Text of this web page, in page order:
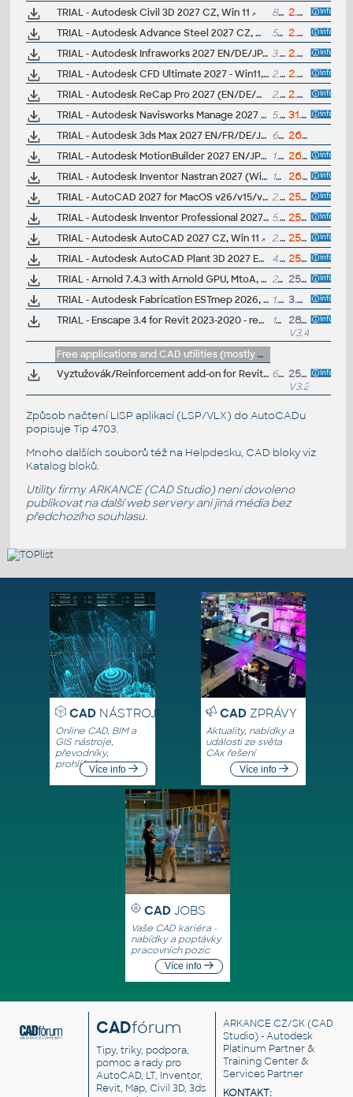
TRIAL - Autodesk Civil 3D 2027 CZ, Win 11
8GB
2.4.2026
TRIAL - Autodesk Advance Steel 2027 CZ, Win 11
5GB
2.4.2026
TRIAL - Autodesk Infraworks 2027 EN/DE/JP, Win 11
3.9GB
2.4.2026
TRIAL - Autodesk CFD Ultimate 2027 - Win11, EN/DE/..
2.6GB
2.4.2026
TRIAL - Autodesk ReCap Pro 2027 (EN/DE/CZ...), Win 11
2.3GB
2.4.2026
TRIAL - Autodesk Navisworks Manage 2027 EN, Win11
5.2GB
31.3.2026
TRIAL - Autodesk 3ds Max 2027 EN/FR/DE/JP/KO/CN, Win 11
6.7GB
26.3.2026
TRIAL - Autodesk MotionBuilder 2027 EN/JP/CN, Win
1.5GB
26.3.2026
TRIAL - Autodesk Inventor Nastran 2027 (Win11, EN/DE..)
1GB
26.3.2026
TRIAL - AutoCAD 2027 for MacOS v26/v15/v14, EN, 64-bit
2.2GB
25.3.2026
TRIAL - Autodesk Inventor Professional 2027 CZ, Win 11
5.6GB
25.3.2026
TRIAL - Autodesk AutoCAD 2027 CZ, Win 11
2.5GB
25.3.2026
TRIAL - Autodesk AutoCAD Plant 3D 2027 EN, Win 64-bit
4.9GB
25.3.2026
TRIAL - Arnold 7.4.3 with Arnold GPU, MtoA, MaxtoA (Max,Maya,....)
286MB
25.7.2025
TRIAL - Autodesk Fabrication ESTmep 2026, Win 64
1.5GB
3.4.2025
TRIAL - Enscape 3.4 for Revit 2023-2020 - real-time renderer (Win, 64bit)
145MB
28.7.2022
V3.4
Free applications and CAD utilities (mostly our freeware & trials)
Vyztužovák/Reinforcement add-on for Revit 2026/2025/2024/2023 V3.2 (EN/CZ, trial/update, vyztužování)
629MB
25.6.2025
V3.2.2
Způsob načtení LISP aplikací (LSP/VLX) do AutoCADu
popisuje Tip 4703.
Mnoho dalších souborů též na Helpdesku, CAD bloky viz
Katalog bloků.
Utility firmy ARKANCE (CAD Studio) není dovoleno
publikovat na další web servery ani jiná média bez
předchozího souhlasu.
CADNÁSTROJE
Online CAD, BIM a
GIS nástroje,
převodníky,
prohlížečeVíce info
CADZPRÁVY
Aktuality, nabídky a
události ze světa
CAx řešení
Více info
CAD JOBS
Vaše CAD kariéra -
nabídky a poptávky
pracovních pozic
Více info
CADfórum
Tipy, triky, podpora,
pomoc a rady pro
AutoCAD, LT, Inventor,
Revit, Map, Civil 3D, 3ds
ARKANCE CZ/SK(CAD
Studio) - Autodesk
Platinum Partner &
Training Center &
Services Partner
KONTAKT: